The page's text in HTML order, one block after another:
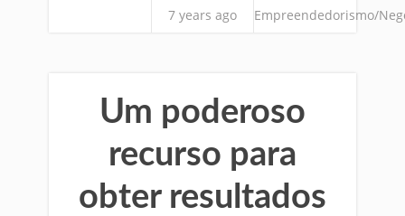
7 years ago Empreendedorismo/
Um poderoso
recurso para
obter resultados